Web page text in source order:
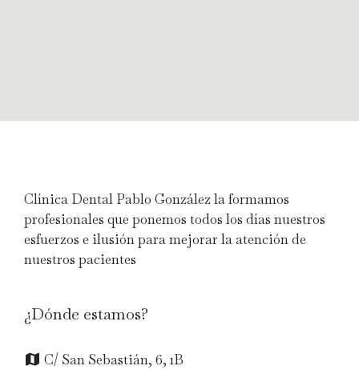
Clínica Dental Pablo González la formamos
profesionales que ponemos todos los días nuestros
esfuerzos e ilusión para mejorar la atención de
nuestros pacientes
¿Dónde estamos?
C/ San Sebastián, 6, 1B